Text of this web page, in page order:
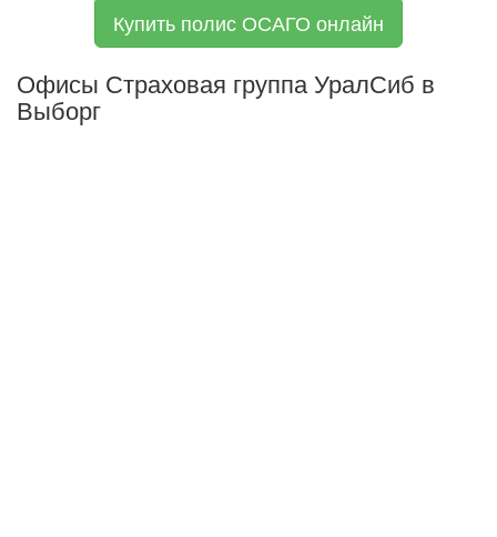
Купить полис ОСАГО онлайн
Офисы Страховая группа УралСиб в
Выборг